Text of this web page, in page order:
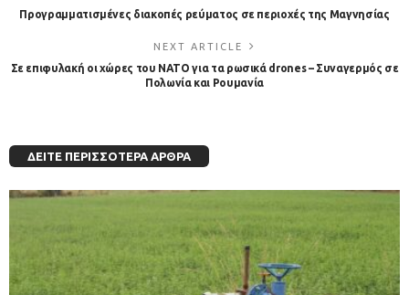
Προγραμματισμένες διακοπές ρεύματος σε περιοχές της Μαγνησίας
NEXT ARTICLE
Σε επιφυλακή οι χώρες του ΝΑΤΟ για τα ρωσικά drones – Συναγερμός σε
Πολωνία και Ρουμανία
ΔΕΊΤΕ ΠΕΡΙΣΣΌΤΕΡΑ ΆΡΘΡΑ